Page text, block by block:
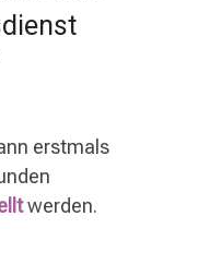
erstmals
werden.